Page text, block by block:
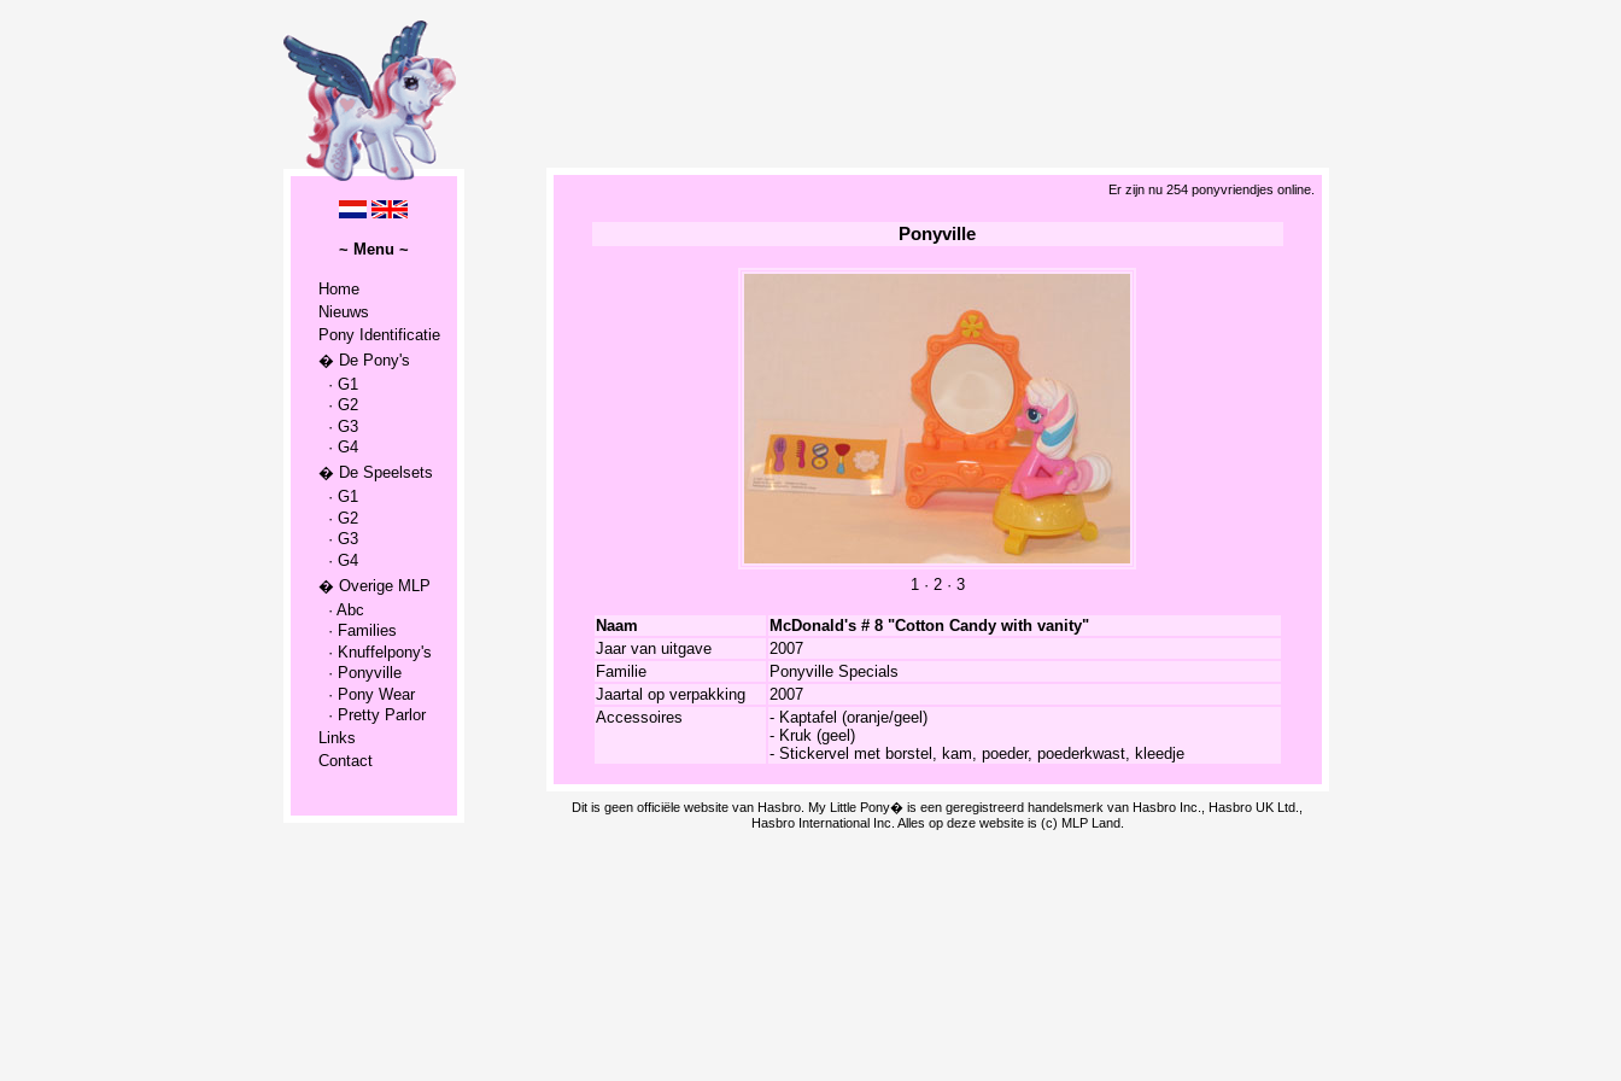
~ Menu ~
Home
Nieuws
Pony Identificatie
� De Pony's
· G1
· G2
· G3
· G4
� De Speelsets
· G1
· G2
· G3
· G4
� Overige MLP
· Abc
· Families
· Knuffelpony's
· Ponyville
· Pony Wear
· Pretty Parlor
Links
Contact
Er zijn nu 254 ponyvriendjes online.
Ponyville
1· 2· 3
Naam
McDonald's # 8 "Cotton Candy with vanity"
Jaar van uitgave
2007
Familie
Ponyville Specials
Jaartal op verpakking
2007
Accessoires
- Kaptafel (oranje/geel)
- Kruk (geel)
- Stickervel met borstel, kam, poeder, poederkwast, kleedje
Dit is geen officiële website van Hasbro. My Little Pony� is een geregistreerd handelsmerk van Hasbro Inc., Hasbro UK Ltd.,
Hasbro International Inc. Alles op deze website is (c) MLP Land.